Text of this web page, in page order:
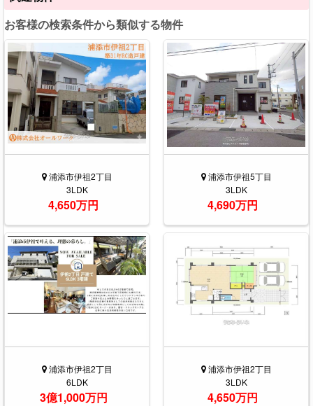
お客様の検索条件から類似する物件
浦添市伊祖2丁目
3LDK
4,650万円
浦添市伊祖5丁目
3LDK
4,690万円
浦添市伊祖2丁目
6LDK
3億1,000万円
浦添市伊祖2丁目
3LDK
4,650万円